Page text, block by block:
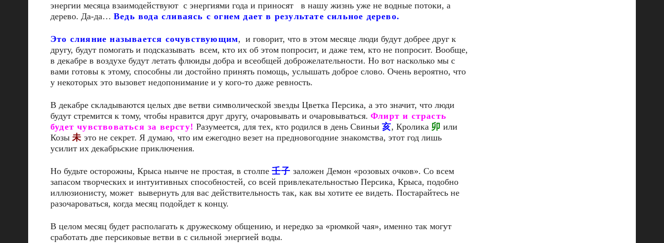
энергии месяца взаимодействуют с энергиями года и приносят в нашу жизнь уже не водные потоки, а
дерево. Да-да… Ведь вода сливаясь с огнем дает в результате сильное дерево.
Это слияние называется сочувствующим, и говорит, что в этом месяце люди будут добрее друг к
другу, будут помогать и подсказывать всем, кто их об этом попросит, и даже тем, кто не попросит. Вообще,
в декабре в воздухе будут летать флюиды добра и всеобщей доброжелательности. Но вот насколько мы с
вами готовы к этому, способны ли достойно принять помощь, услышать доброе слово. Очень вероятно, что
у некоторых это вызовет недопонимание и у кого-то даже ревность.
В декабре складываются целых две ветви символической звезды Цветка Персика, а это значит, что люди
будут стремится к тому, чтобы нравится друг другу, очаровывать и очаровываться. Флирт и страсть
будет чувствоваться за версту! Разумеется, для тех, кто родился в день Свиньи 亥, Кролика 卯 или
Козы 未 это не секрет. Я думаю, что им ежегодно везет на предновогодние знакомства, этот год лишь
усилит их декабрьские приключения.
Но будьте осторожны, Крыса нынче не простая, в столпе 壬子 заложен Демон «розовых очков». Со всем
запасом творческих и интуитивных способностей, со всей привлекательностью Персика, Крыса, подобно
иллюзионисту, может вывернуть для вас действительность так, как вы хотите ее видеть. Постарайтесь не
разочароваться, когда месяц подойдет к концу.
В целом месяц будет располагать к дружескому общению, и нередко за «рюмкой чая», именно так могут
сработать две персиковые ветви в с сильной энергией воды.